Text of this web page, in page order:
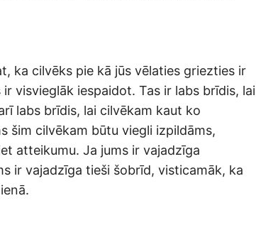
ka cilvēks pie kā jūs vēlaties griezties ir
visvieglāk iespaidot. Tas ir labs brīdis, lai
labs brīdis, lai cilvēkam kaut ko
šim cilvēkam būtu viegli izpildāms,
atteikumu. Ja jums ir vajadzīga
ir vajadzīga tieši šobrīd, visticamāk, ka